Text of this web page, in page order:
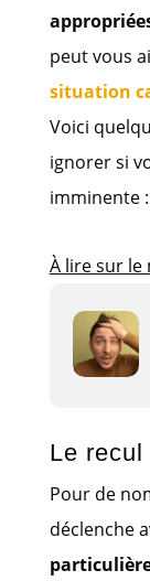
peut vous
situation
Voici
ignorer si
imminente :
À lire sur le
Le
Pour de
déclenche